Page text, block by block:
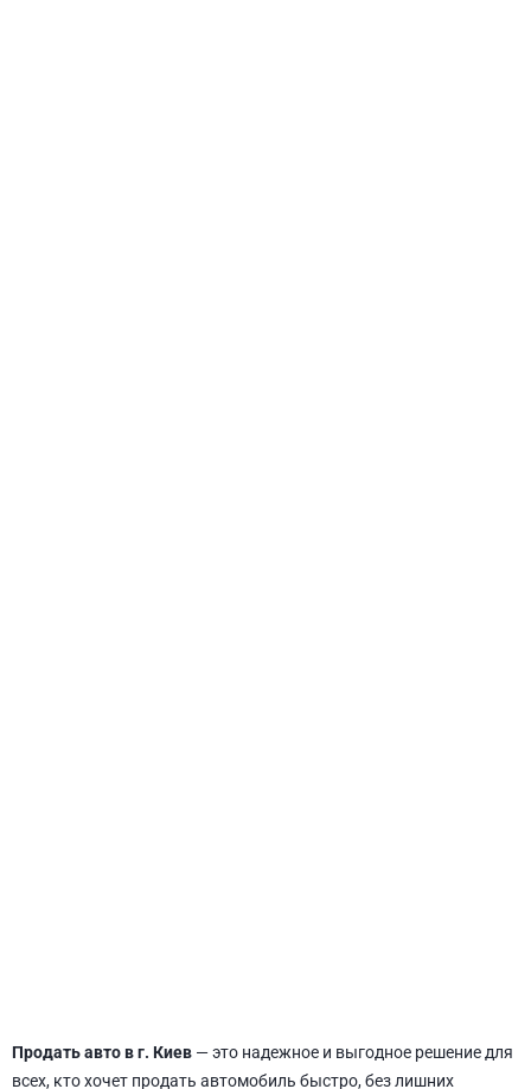
Продать авто в г. Киев — это надежное и выгодное решение для
всех, кто хочет продать автомобиль быстро, без лишних